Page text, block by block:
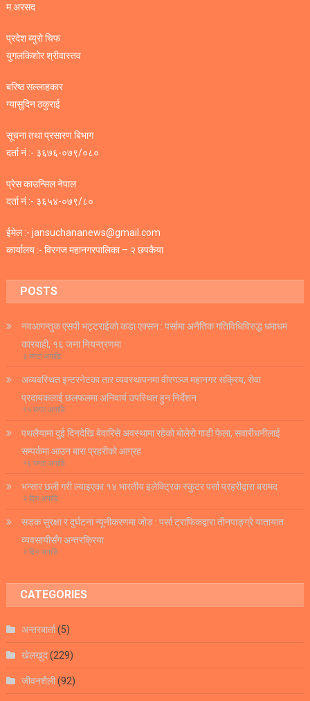
म.अरसद
प्रदेश ब्युरो चिफ
युगलकिशोर श्रीवास्तव
बरिष्ठ सल्लाहकार
ग्यासुदिन ठकुराई
सूचना तथा प्रसारण बिभाग
दर्ता नं :- ३६७६-०७९/०८०
प्रेस काउन्सिल नेपाल
दर्ता नं :- ३६५४-०७९/८०
ईमेल :- jansuchananews@gmail.com
कार्यालय :- विरगज महानगरपालिका – २ छपकैया
POSTS
नवआगन्तुक एसपी भट्टराईको कडा एक्सन : पर्सामा अनैतिक गतिविधिविरुद्ध धमाधम
कारबाही, १६ जना नियन्त्रणमा
३ घण्टा अगाडि
अव्यवस्थित इन्टरनेटका तार व्यवस्थापनमा वीरगञ्ज महानगर सक्रिय, सेवा
प्रदायकलाई छलफलमा अनिवार्य उपस्थित हुन निर्देशन
१५ घण्टा अगाडि
पथलैयामा दुई दिनदेखि बेवारिसे अवस्थामा रहेको बोलेरो गाडी फेला, सवारीधनीलाई
सम्पर्कमा आउन बारा प्रहरीको आग्रह
१६ घण्टा अगाडि
भन्सार छली गरी ल्याइएका १४ भारतीय इलेक्ट्रिक स्कुटर पर्सा प्रहरीद्वारा बरामद
२ दिन अगाडि
सडक सुरक्षा र दुर्घटना न्यूनीकरणमा जोड : पर्सा ट्राफिकद्वारा तीनपाङ्ग्रे यातायात
व्यवसायीसँग अन्तरक्रिया
२ दिन अगाडि
CATEGORIES
अन्तरबार्ता(5)
खेलखुद(229)
जीवनशैली(92)